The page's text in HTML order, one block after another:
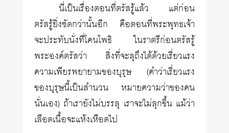
นี่เป็นเรื่องตอนที่ตรัสรู้แล้ว แต่ก่อน
ตรัสรู้ยิ่งชัดกว่านั้นอีก คือตอนที่พระพุทธเจ้า
จะประทับนั่งที่โคนโพธิ ในราตรีก่อนตรัสรู้
พระองค์ตรัสว่า สิ่งที่จะลุถึงได้ด้วยเรี่ยวแรง
ความเพียรพยายามของบุรุษ (คำว่าเรี่ยวแรง
ของบุรุษนี้เป็นสำนวน หมายความว่าของคน
นั่นเอง) ถ้าเรายังไม่บรรลุ เราจะไม่ลุกขึ้น แม้ว่า
เลือดเนื้อจะแห้งเหือดไป